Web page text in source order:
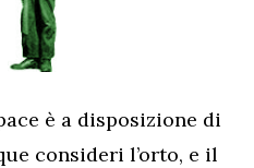
è a disposizione di
consideri l’orto, e il